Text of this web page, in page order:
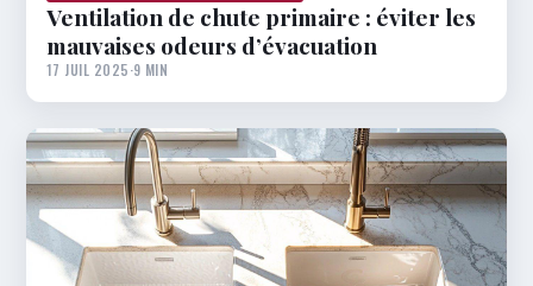
Ventilation de chute primaire : éviter les
mauvaises odeurs d’évacuation
17 JUIL 2025·9 MIN